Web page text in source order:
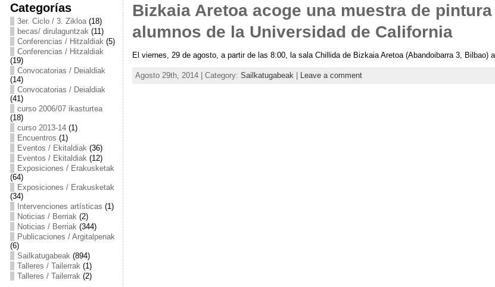
Categorías
3er. Ciclo / 3. Zikloa(18)
becas/ dirulaguntzak(11)
Conferencias / Hitzaldiak(5)
Conferencias / Hitzaldiak
(19)
Convocatorias / Deialdiak
(14)
Convocatorias / Deialdiak
(41)
curso 2006/07 ikasturtea
(18)
curso 2013-14(1)
Encuentros (1)
Eventos / Ekitaldiak(36)
Eventos / Ekitaldiak(12)
Exposiciones / Erakusketak
(64)
Exposiciones / Erakusketak
(34)
Intervenciones artísticas (1)
Noticias / Berriak(2)
Noticias / Berriak(344)
Publicaciones / Argitalpenak
(6)
Sailkatugabeak(894)
Talleres / Tailerrak(1)
Talleres / Tailerrak(2)
Bizkaia Aretoa acoge una muestra de
alumnos de la Universidad de California
El viernes, 29 de agosto, a partir de las 8:00, la sala Chillida de Bizkaia Aretoa (Abandoibarra 3,
Agosto 29th, 2014 | Category: Sailkatugabeak | Leave a comment